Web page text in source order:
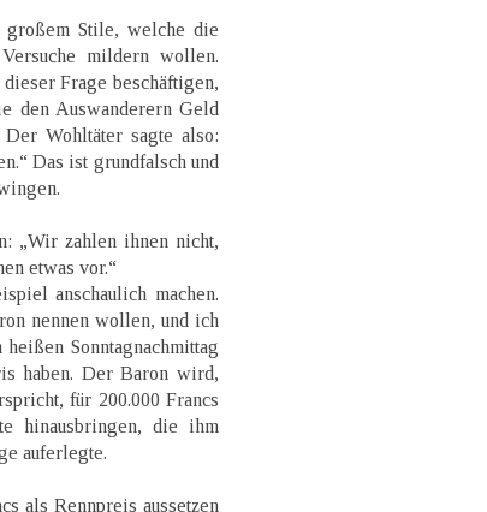
Stile, welche die
mildern wollen.
Frage beschäftigen,
den Auswanderern Geld
Wohltäter sagte also:
Das ist grundfalsch und
„Wir zahlen ihnen nicht,
etwas vor.“
anschaulich machen.
nennen wollen, und ich
Sonntagnachmittag
haben. Der Baron wird,
für 200.000 Francs
hinausbringen, die ihm
auferlegte.
als Rennpreis aussetzen